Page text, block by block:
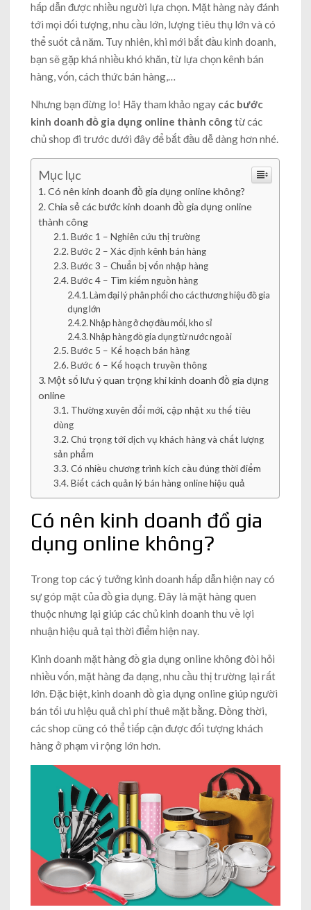
hấp dẫn được nhiều người lựa chọn. Mặt hàng này đánh
tới mọi đối tượng, nhu cầu lớn, lượng tiêu thụ lớn và có
thể suốt cả năm. Tuy nhiên, khi mới bắt đầu kinh doanh,
bạn sẽ gặp khá nhiều khó khăn, từ lựa chọn kênh bán
hàng, vốn, cách thức bán hàng,…
Nhưng bạn đừng lo! Hãy tham khảo ngay các bước
kinh doanh đồ gia dụng online thành côngtừ các
chủ shop đi trước dưới đây để bắt đầu dễ dàng hơn nhé.
Mục lục
Có nên kinh doanh đồ gia dụng online không?
Chia sẻ các bước kinh doanh đồ gia dụng online
thành công
Bước 1 – Nghiên cứu thị trường
Bước 2 – Xác định kênh bán hàng
Bước 3 – Chuẩn bị vốn nhập hàng
Bước 4 – Tìm kiếm nguồn hàng
Làm đại lý phân phối cho các thương hiệu đồ gia
dụng lớn
Nhập hàng ở chợ đầu mối, kho sỉ
Nhập hàng đồ gia dụng từ nước ngoài
Bước 5 – Kế hoạch bán hàng
Bước 6 – Kế hoạch truyền thông
Một số lưu ý quan trọng khi kinh doanh đồ gia dụng
online
Thường xuyên đổi mới, cập nhật xu thế tiêu
dùng
Chú trọng tới dịch vụ khách hàng và chất lượng
sản phẩm
Có nhiều chương trình kích cầu đúng thời điểm
Biết cách quản lý bán hàng online hiệu quả
Có nên kinh doanh đồ gia
dụng online không?
Trong top các ý tưởng kinh doanh hấp dẫn hiện nay có
sự góp mặt của đồ gia dụng. Đây là mặt hàng quen
thuộc nhưng lại giúp các chủ kinh doanh thu về lợi
nhuận hiệu quả tại thời điểm hiện nay.
Kinh doanh mặt hàng đồ gia dụng online không đòi hỏi
nhiều vốn, mặt hàng đa dạng, nhu cầu thị trường lại rất
lớn. Đặc biệt, kinh doanh đồ gia dụng online giúp người
bán tối ưu hiệu quả chi phí thuê mặt bằng. Đồng thời,
các shop cũng có thể tiếp cận được đối tượng khách
hàng ở phạm vi rộng lớn hơn.